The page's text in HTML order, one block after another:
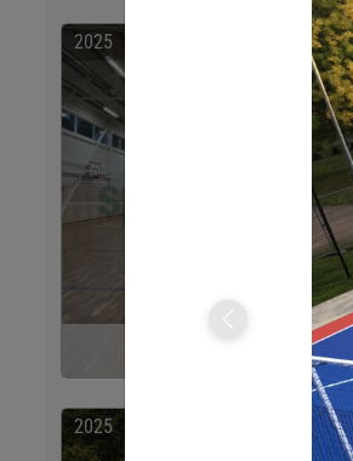
2025
Vormsi Spordihoone
2025
Previous